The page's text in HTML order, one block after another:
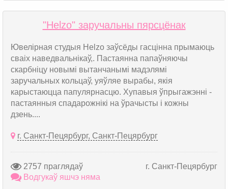
"Helzo" заручальны пярсцёнак
Ювелірная студыя Helzo заўсёды гасцінна прымаюць
сваіх наведвальнікаў,. Пастаянна папаўняючы
скарбніцу новымі вытанчанымі мадэлямі
заручальных кольцаў, уяўляе вырабы, якія
карыстаюцца папулярнасцю. Хупавыя ўпрыгажэнні -
пастаянныя спадарожнікі на ўрачысты і кожны
дзень....
г. Санкт-Пецярбург, Санкт-Пецярбург
2757 праглядаў
г. Санкт-Пецярбург
Водгукаў яшчэ няма